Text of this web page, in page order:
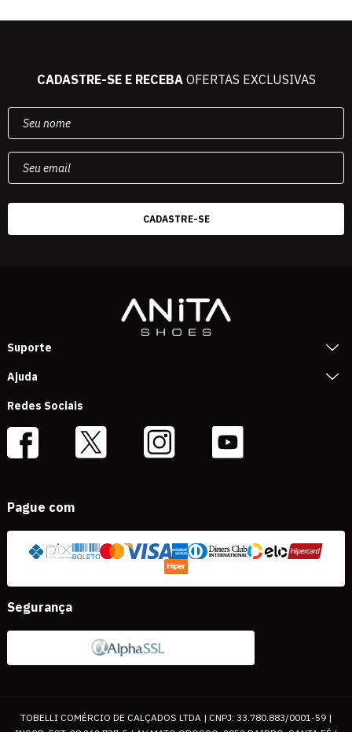
CADASTRE-SE E RECEBAOFERTAS EXCLUSIVAS
Suporte
Ajuda
Redes Sociais
Pague com
Segurança
TOBELLI COMÉRCIO DE CALÇADOS LTDA | CNPJ: 33.780.883/0001-59 |